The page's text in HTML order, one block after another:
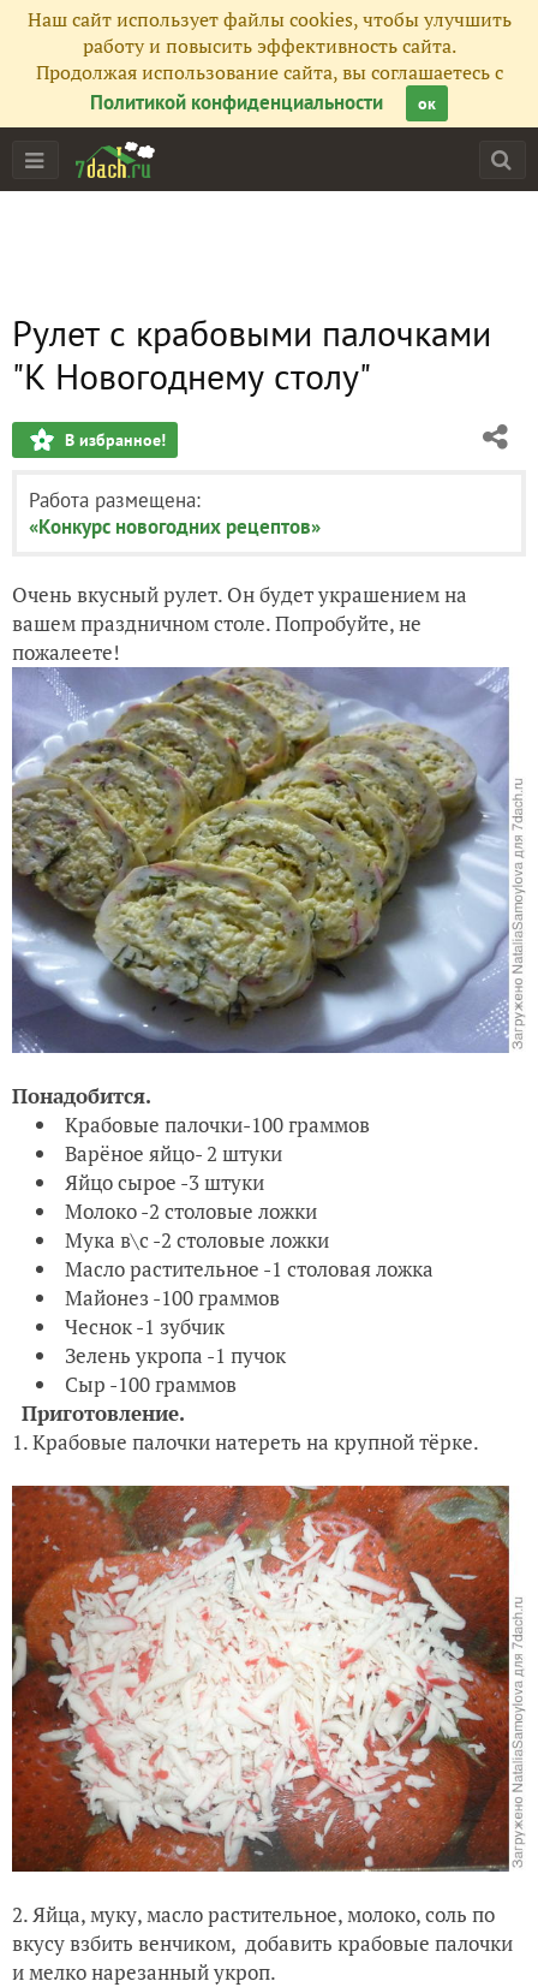
Наш сайт использует файлы cookies, чтобы улучшить
работу и повысить эффективность сайта.
Продолжая использование сайта, вы соглашаетесь с
Политикой конфиденциальности
ок
Рулет с крабовыми палочками
"К Новогоднему столу"
В избранное!
Работа размещена:
«Конкурс новогодних рецептов»
Очень вкусный рулет. Он будет украшением на
вашем праздничном столе. Попробуйте, не
пожалеете!
Понадобится.
Крабовые палочки-100 граммов
Варёное яйцо- 2 штуки
Яйцо сырое -3 штуки
Молоко -2 столовые ложки
Мука в\с -2 столовые ложки
Масло растительное -1 столовая ложка
Майонез -100 граммов
Чеснок -1 зубчик
Зелень укропа -1 пучок
Сыр -100 граммов
Приготовление.
1. Крабовые палочки натереть на крупной тёрке.
2. Яйца, муку, масло растительное, молоко, соль по
вкусу взбить венчиком, добавить крабовые палочки
и мелко нарезанный укроп.